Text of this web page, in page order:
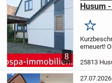
8
Husum
Merken
erneuert!
in der
Husum
Wohn-/
25813
27.07.2026